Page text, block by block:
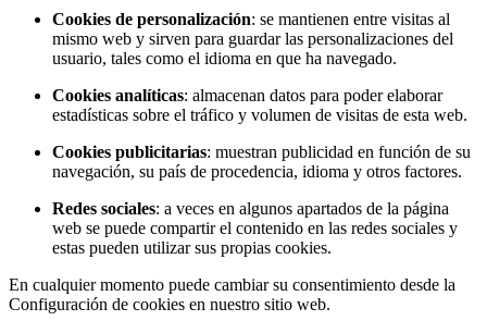
Cookies de personalización: se mantienen entre visitas al
mismo web y sirven para guardar las personalizaciones del
usuario, tales como el idioma en que ha navegado.
Cookies analíticas: almacenan datos para poder elaborar
estadísticas sobre el tráfico y volumen de visitas de esta web.
Cookies publicitarias: muestran publicidad en función de su
navegación, su país de procedencia, idioma y otros factores.
Redes sociales: a veces en algunos apartados de la página
web se puede compartir el contenido en las redes sociales y
estas pueden utilizar sus propias cookies.
En cualquier momento puede cambiar su consentimiento desde la
Configuración de cookies en nuestro sitio web.